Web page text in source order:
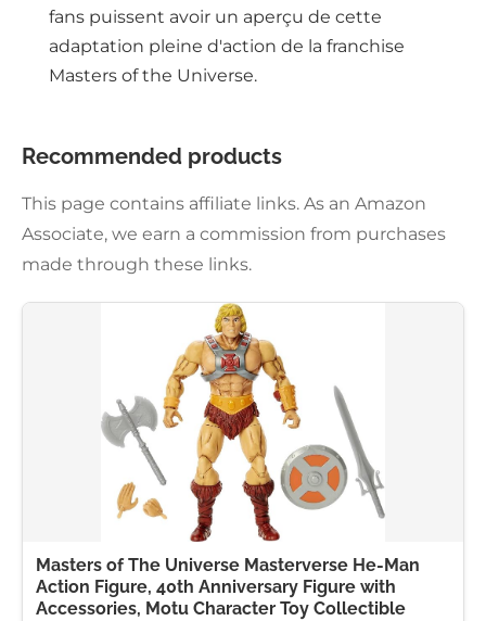
fans puissent avoir un aperçu de cette
adaptation pleine d'action de la franchise
Masters of the Universe.
Recommended products
This page contains affiliate links. As an Amazon
Associate, we earn a commission from purchases
made through these links.
Masters of The Universe Masterverse He-Man
Action Figure, 40th Anniversary Figure with
Accessories, Motu Character Toy Collectible